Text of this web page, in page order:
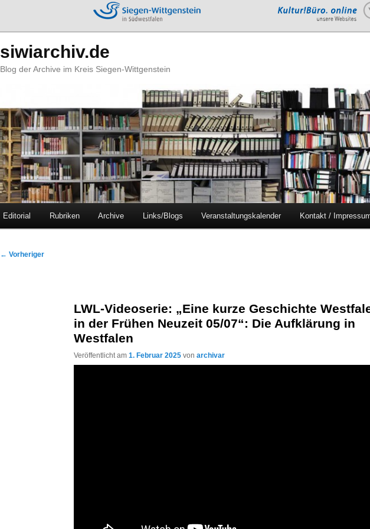
siwiarchiv.de
Blog der Archive im Kreis Siegen-Wittgenstein
Zum
Zum
Editorial Rubriken Archive Links/Blogs Veranstaltungskalender Kontakt /
Beitragsnavigation
← Vorheriger
LWL-Videoserie: „Eine kurze Geschichte
in der Frühen Neuzeit 05/07“: Die Aufklärung in
Westfalen
Veröffentlicht am1. Februar 2025 vonarchivar